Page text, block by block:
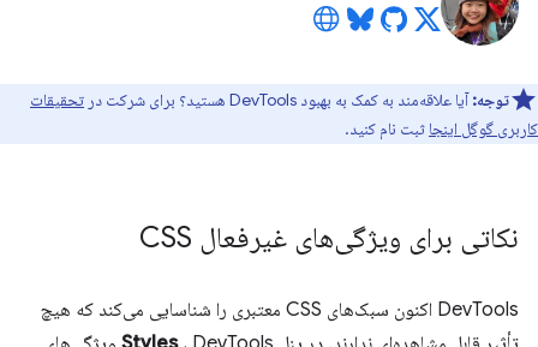
توجه:آیا علاقه‌مند به کمک به بهبود DevTools هستید؟ برای شرکت در
تحقیقات
کاربری گوگل اینجا ثبت نام کنید.
نکاتی برای ویژگی‌های غیرفعال CSS
DevTools اکنون سبک‌های CSS معتبری را شناسایی می‌کند که هیچ